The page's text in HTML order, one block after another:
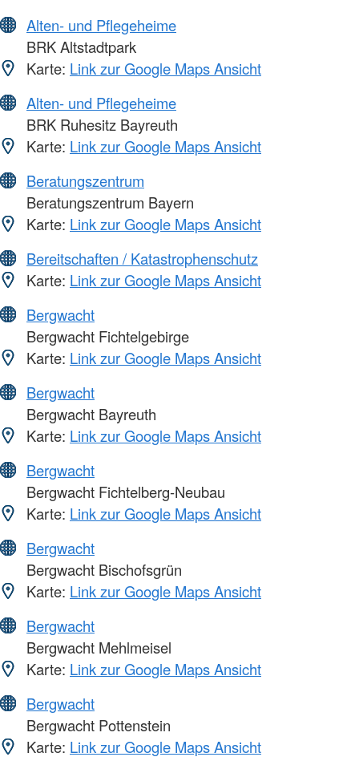
Alten- und Pflegeheime
BRK Altstadtpark
Karte: Link zur Google Maps Ansicht
Alten- und Pflegeheime
BRK Ruhesitz Bayreuth
Karte: Link zur Google Maps Ansicht
Beratungszentrum
Beratungszentrum Bayern
Karte: Link zur Google Maps Ansicht
Bereitschaften / Katastrophenschutz
Karte: Link zur Google Maps Ansicht
Bergwacht
Bergwacht Fichtelgebirge
Karte: Link zur Google Maps Ansicht
Bergwacht
Bergwacht Bayreuth
Karte: Link zur Google Maps Ansicht
Bergwacht
Bergwacht Fichtelberg-Neubau
Karte: Link zur Google Maps Ansicht
Bergwacht
Bergwacht Bischofsgrün
Karte: Link zur Google Maps Ansicht
Bergwacht
Bergwacht Mehlmeisel
Karte: Link zur Google Maps Ansicht
Bergwacht
Bergwacht Pottenstein
Karte: Link zur Google Maps Ansicht